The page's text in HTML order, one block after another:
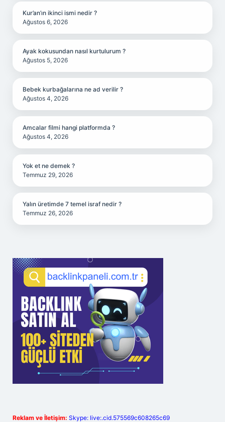
Kur’an’ın ikinci ismi nedir ?
Ağustos 6, 2026
Ayak kokusundan nasıl kurtulurum ?
Ağustos 5, 2026
Bebek kurbağalarına ne ad verilir ?
Ağustos 4, 2026
Amcalar filmi hangi platformda ?
Ağustos 4, 2026
Yok et ne demek ?
Temmuz 29, 2026
Yalın üretimde 7 temel israf nedir ?
Temmuz 26, 2026
Reklam ve İletişim: Skype: live:.cid.575569c608265c69